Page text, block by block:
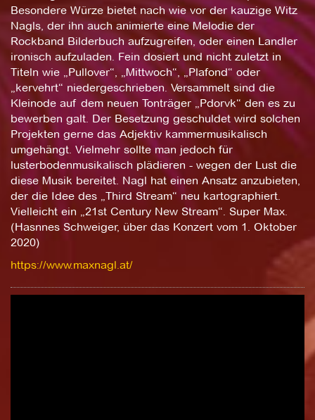
Besondere Würze bietet nach wie vor der kauzige Witz
Nagls, der ihn auch animierte eine Melodie der
Rockband Bilderbuch aufzugreifen, oder einen Landler
ironisch aufzuladen. Fein dosiert und nicht zuletzt in
Titeln wie „Pullover“, „Mittwoch“, „Plafond“ oder
„kervehrt“ niedergeschrieben. Versammelt sind die
Kleinode auf dem neuen Tonträger „Pdorvk“ den es zu
bewerben galt. Der Besetzung geschuldet wird solchen
Projekten gerne das Adjektiv kammermusikalisch
umgehängt. Vielmehr sollte man jedoch für
lusterbodenmusikalisch plädieren - wegen der Lust die
diese Musik bereitet. Nagl hat einen Ansatz anzubieten,
der die Idee des „Third Stream“ neu kartographiert.
Vielleicht ein „21st Century New Stream“. Super Max.
(Hasnnes Schweiger, über das Konzert vom 1. Oktober
2020)
https://www.maxnagl.at/